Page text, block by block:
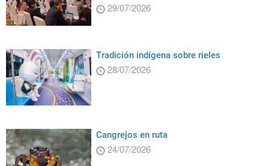
29/07/2026
Tradición indígena sobre rieles
28/07/2026
Cangrejos en ruta
24/07/2026